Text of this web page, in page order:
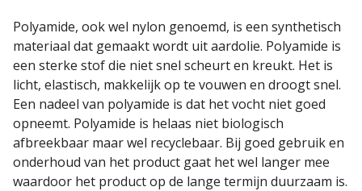
Polyamide, ook wel nylon genoemd, is een synthetisch
materiaal dat gemaakt wordt uit aardolie. Polyamide is
een sterke stof die niet snel scheurt en kreukt. Het is
licht, elastisch, makkelijk op te vouwen en droogt snel.
Een nadeel van polyamide is dat het vocht niet goed
opneemt. Polyamide is helaas niet biologisch
afbreekbaar maar wel recyclebaar. Bij goed gebruik en
onderhoud van het product gaat het wel langer mee
waardoor het product op de lange termijn duurzaam is.